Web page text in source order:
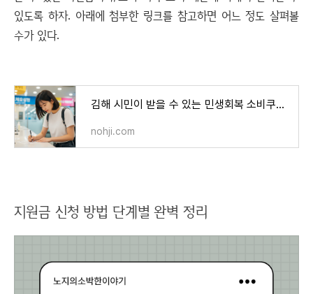
있도록 하자. 아래에 첨부한 링크를 참고하면 어느 정도 살펴볼
수가 있다.
김해 시민이 받을 수 있는 민생회복 소비쿠폰 금액은 얼마
nohji.com
지원금 신청 방법 단계별 완벽 정리